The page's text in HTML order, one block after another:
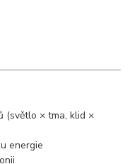
(světlo × tma, klid ×
energie